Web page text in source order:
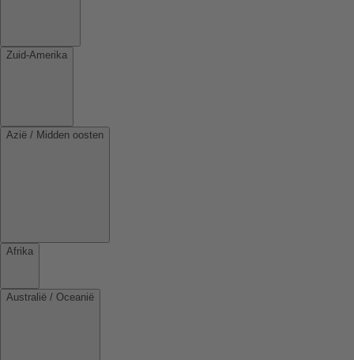
Zuid-Amerika
Azië / Midden oosten
Afrika
Australië / Oceanië